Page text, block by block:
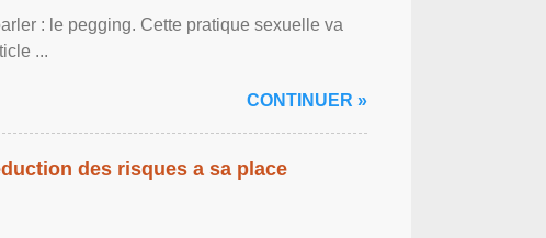
: le pegging. Cette pratique sexuelle va
...
CONTINUER »
des risques a sa place